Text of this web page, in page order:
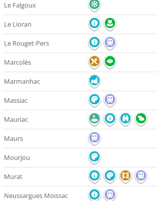
Le Falgoux
Le Lioran
Le Rouget-Pers
Marcolès
Marmanhac
Massiac
Mauriac
Maurs
Mourjou
Murat
Neussargues Moissac